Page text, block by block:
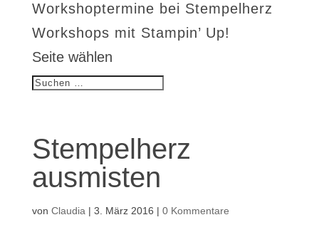
Workshoptermine bei Stempelherz
Workshops mit Stampin’ Up!
Seite wählen
Stempelherz
ausmisten
von Claudia | 3. März 2016 | 0 Kommentare